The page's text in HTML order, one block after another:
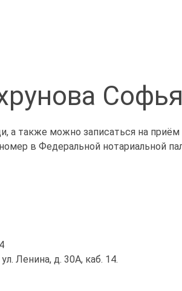
а также можно записаться на
в Федеральной нотариальной
Ленина, д. 30А, каб. 14.